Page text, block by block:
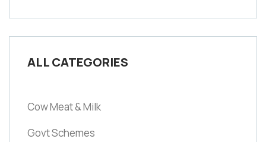
ALL CATEGORIES
Cow Meat & Milk
Govt Schemes